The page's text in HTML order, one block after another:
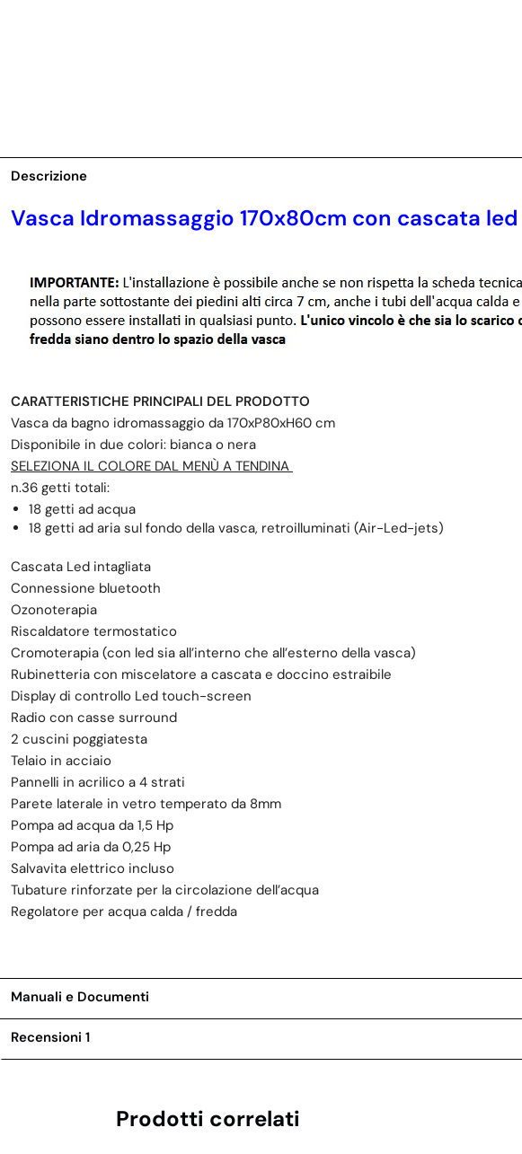
Descrizione
Vasca Idromassaggio 170x80cm con cascata led
CARATTERISTICHE PRINCIPALI DEL PRODOTTO
Vasca da bagno idromassaggio da 170xP80xH60 cm
Disponibile in due colori: bianca o nera
SELEZIONA IL COLORE DAL MENÙ A TENDINA
n.36 getti totali:
18 getti ad acqua
18 getti ad aria sul fondo della vasca, retroilluminati (Air-Led-jets)
Cascata Led intagliata
Connessione bluetooth
Ozonoterapia
Riscaldatore termostatico
Cromoterapia (con led sia all’interno che all’esterno della vasca)
Rubinetteria con miscelatore a cascata e doccino estraibile
Display di controllo Led touch-screen
Radio con casse surround
2 cuscini poggiatesta
Telaio in acciaio
Pannelli in acrilico a 4 strati
Parete laterale in vetro temperato da 8mm
Pompa ad acqua da 1,5 Hp
Pompa ad aria da 0,25 Hp
Salvavita elettrico incluso
Tubature rinforzate per la circolazione dell’acqua
Regolatore per acqua calda / fredda
Manuali e Documenti
Recensioni 1
Prodotti correlati